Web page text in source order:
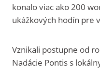
konalo viac ako 200
ukážkových hodín pre
Vznikali postupne od
Nadácie Pontis s